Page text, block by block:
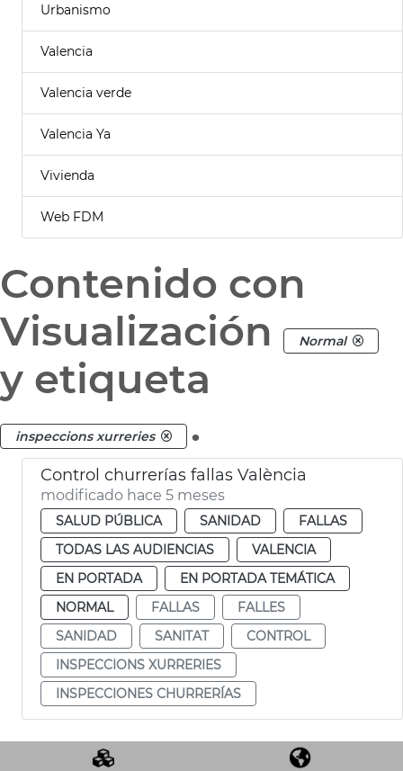
Urbanismo
Valencia
Valencia verde
Valencia Ya
Vivienda
Web FDM
Contenido con
Visualización
Normal
y etiqueta
inspeccions xurreries .
Control churrerías fallas València
modificado hace 5 meses
SALUD PÚBLICA SANIDAD
FALLAS
TODAS LAS AUDIENCIAS
VALENCIA
EN PORTADA
EN PORTADA TEMÁTICA
NORMAL
FALLAS
FALLES
SANIDAD
SANITAT
CONTROL
INSPECCIONS XURRERIES
INSPECCIONES CHURRERÍAS